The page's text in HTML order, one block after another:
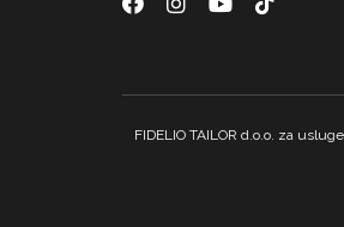
FIDELIO TAILOR d.o.o. za